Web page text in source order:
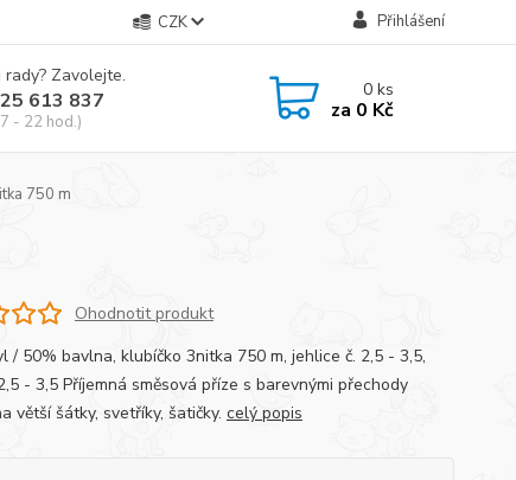
CZK Přihlášení
Zavolejte.
613 837
- 22 hod.)
0ks
za 0 Kč
750 m
Ohodnotit produkt
/ 50% bavlna, klubíčko 3nitka 750 m, jehlice č. 2,5 - 3,5,
- 3,5 Příjemná směsová příze s barevnými přechody
větší šátky, svetříky, šatičky. celý popis